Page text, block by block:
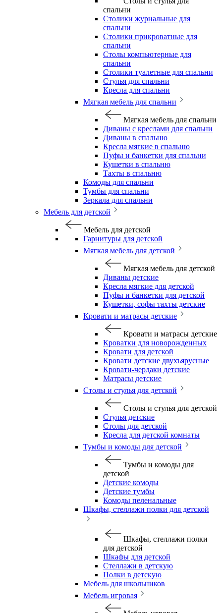
спальни
Столики журнальные для
спальни
Столики прикроватные для
спальни
Столы компьютерные для
спальни
Столики туалетные для спальни
Стулья для спальни
Кресла для спальни
Мягкая мебель для спальни
Мягкая мебель для спальни
Диваны с креслами для спальни
Диваны в спальню
Кресла мягкие в спальню
Пуфы и банкетки для спальни
Кушетки в спальню
Тахты в спальню
Комоды для спальни
Тумбы для спальни
Зеркала для спальни
Мебель для детской
Мебель для детской
Гарнитуры для детской
Мягкая мебель для детской
Мягкая мебель для детской
Диваны детские
Кресла мягкие для детской
Пуфы и банкетки для детской
Кушетки, софы тахты детские
Кровати и матрасы детские
Кровати и матрасы детские
Кроватки для новорожденных
Кровати для детской
Кровати детские двухъярусные
Кровати-чердаки детские
Матрасы детские
Столы и стулья для детской
Столы и стулья для детской
Стулья детские
Столы для детской
Кресла для детской комнаты
Тумбы и комоды для детской
Тумбы и комоды для
детской
Детские комоды
Детские тумбы
Комоды пеленальные
Шкафы, стеллажи полки для детской
Шкафы, стеллажи полки
для детской
Шкафы для детской
Стеллажи в детскую
Полки в детскую
Мебель для школьников
Мебель игровая